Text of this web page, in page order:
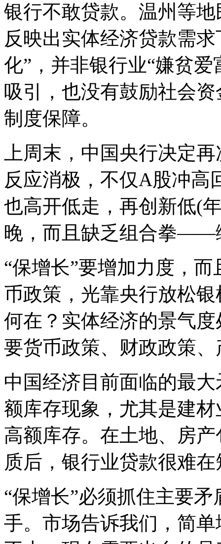
银行不敢贷款。温州等
反映出实体经济贷款需
化”，并非银行业“嫌贫
吸引，也没有鼓励社会
制度保障。
上周末，中国央行决定
反应消极，不仅A股冲高
也高开低走，再创新低(
晚，而且缺乏组合拳——
“保增长”要增加力度，
币政策，光靠央行放松
何在？实体经济的景气
要货币政策、财政政策
中国经济目前面临的最
额库存现象，尤其是建
高额库存。在土地、房
质后，银行业贷款很难
“保增长”必须抓住主要
手。市场告诉我们，简